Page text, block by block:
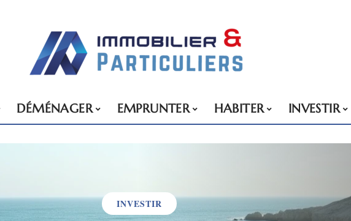
DÉMÉNAGER EMPRUNTER HABITER INVESTIR
INVESTIR